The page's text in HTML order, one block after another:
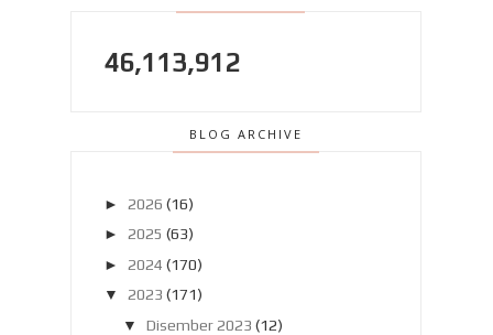
46,113,912
BLOG ARCHIVE
► 2026 (16)
► 2025 (63)
► 2024 (170)
▼
2023 (171)
▼
Disember 2023 (12)